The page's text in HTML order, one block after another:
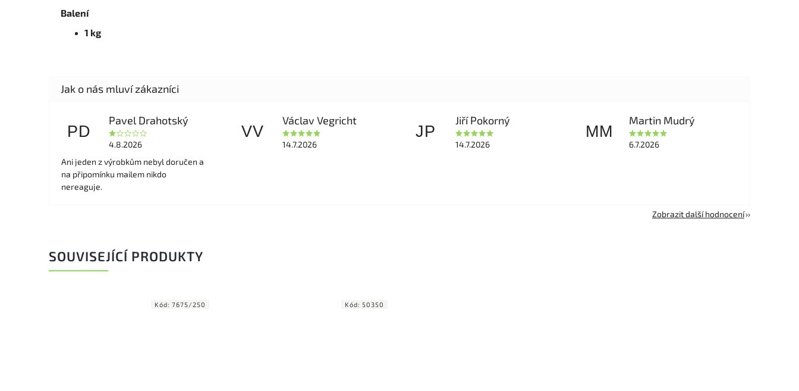
Balení
1 kg
PD
Pavel Drahotský
4.8.2026
Ani jeden z výrobkům nebyl doručen a
na připomínku mailem nikdo
nereaguje.
VV
Václav Vegricht
14.7.2026
JP
Jiří Pokorný
14.7.2026
MM
Martin Mudrý
6.7.2026
Zobrazit další hodnocení
SOUVISEJÍCÍ PRODUKTY
Kód: 7675/250 Kód: 50350